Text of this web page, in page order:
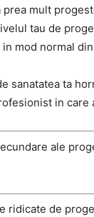
prea mult
tau de
​​mod normal
sanatatea ta
in care
ale
ridicate de